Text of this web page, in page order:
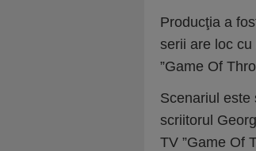
Producţia a
serii are loc
”Game Of
Scenariul este
scriitorul
TV ”Game Of